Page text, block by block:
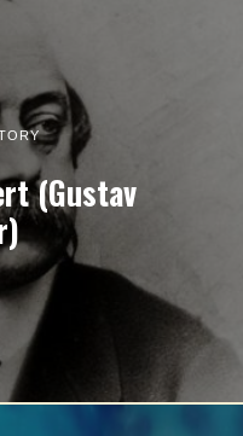
(Gustav